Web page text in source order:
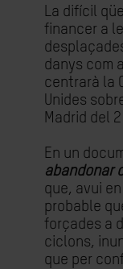
La difícil
financer a
danys com
centrarà la
Unides
Madrid del
En un
abandonar
que, avui
probable
forçades a
ciclons,
que per